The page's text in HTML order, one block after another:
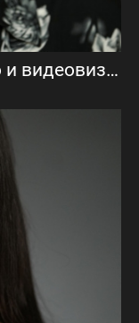
Анастасия Ровенских (фото и видеовизитки)